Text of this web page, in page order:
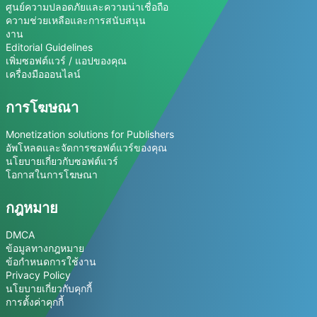
ศูนย์ความปลอดภัยและความน่าเชื่อถือ
ความช่วยเหลือและการสนับสนุน
งาน
Editorial Guidelines
เพิ่มซอฟต์แวร์ / แอปของคุณ
เครื่องมือออนไลน์
การโฆษณา
Monetization solutions for Publishers
อัพโหลดและจัดการซอฟต์แวร์ของคุณ
นโยบายเกี่ยวกับซอฟต์แวร์
โอกาสในการโฆษณา
กฎหมาย
DMCA
ข้อมูลทางกฎหมาย
ข้อกำหนดการใช้งาน
Privacy Policy
นโยบายเกี่ยวกับคุกกี้
การตั้งค่าคุกกี้